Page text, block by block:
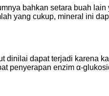
bahkan setara buah
yang cukup, mineral ini
dinilai dapat terjadi karena
penyerapan enzim α-